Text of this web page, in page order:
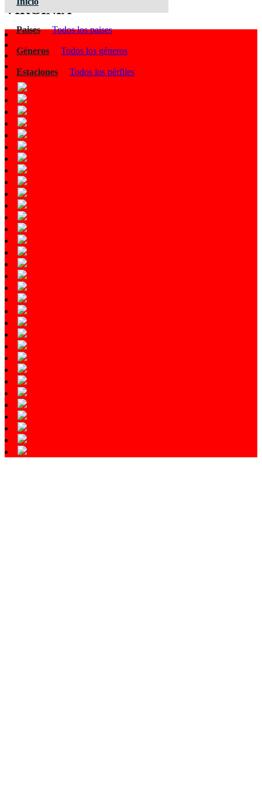
Paises Todos los paises
Géneros Todos los géneros
Estaciones Todos los pérfiles
VIRGINIA